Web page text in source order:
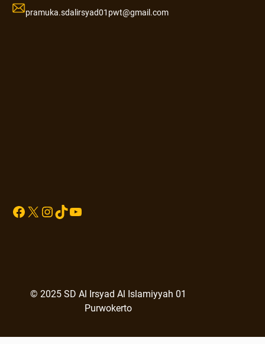
pramuka.sdalirsyad01pwt@gmail.com
Facebook X InstagramTikTok YouTube
© 2025 SD Al Irsyad Al Islamiyyah 01
Purwokerto